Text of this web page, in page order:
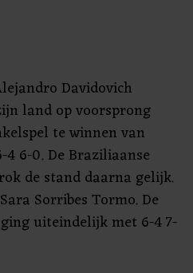
Davidovich
land op voorsprong
te winnen van
6-0. De Braziliaanse
de stand daarna gelijk.
Sorribes Tormo. De
uiteindelijk met 6-4 7-